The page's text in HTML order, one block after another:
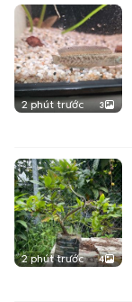
2 phút trước 3
2 phút trước 4